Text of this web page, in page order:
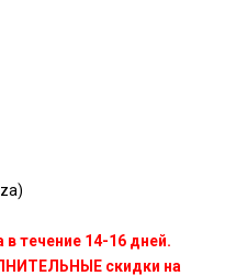
в течение 14-16 дней.
скидки на